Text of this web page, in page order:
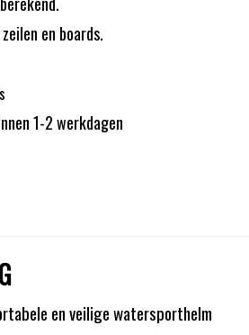
en boards.
1-2 werkdagen
en veilige watersporthelm